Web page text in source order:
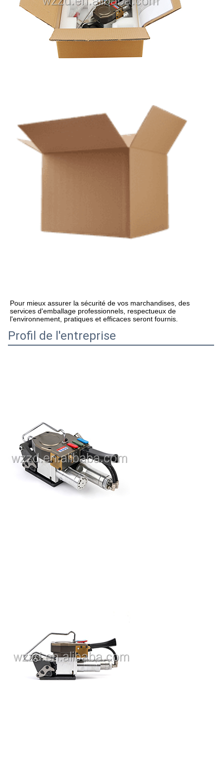
Pour mieux assurer la sécurité de vos marchandises, des
services d'emballage professionnels, respectueux de
l'environnement, pratiques et efficaces seront fournis.
Profil de l'entreprise